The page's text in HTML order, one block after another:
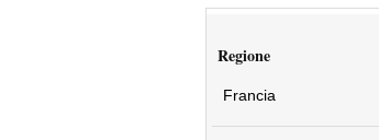
Regione
Francia